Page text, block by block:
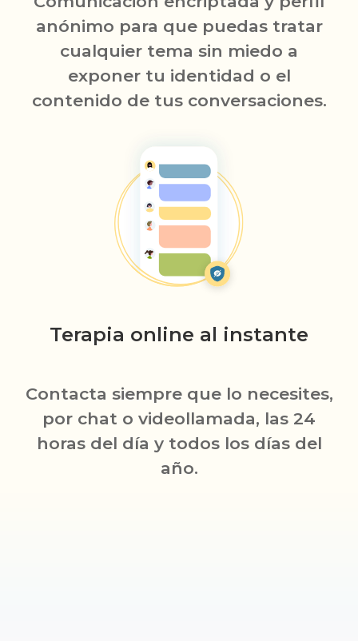
anónimo para que puedas tratar
cualquier tema sin miedo a
exponer tu identidad o el
contenido de tus conversaciones.
Terapia online al instante
Contacta siempre que lo necesites,
por chat o videollamada, las 24
horas del día y todos los días del
año.